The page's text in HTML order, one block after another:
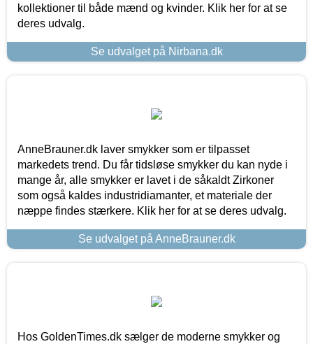
kollektioner til både mænd og kvinder. Klik her for at se
deres udvalg.
Se udvalget på Nirbana.dk
AnneBrauner.dk laver smykker som er tilpasset
markedets trend. Du får tidsløse smykker du kan nyde i
mange år, alle smykker er lavet i de såkaldt Zirkoner
som også kaldes industridiamanter, et materiale der
næppe findes stærkere. Klik her for at se deres udvalg.
Se udvalget på AnneBrauner.dk
Hos GoldenTimes.dk sælger de moderne smykker og